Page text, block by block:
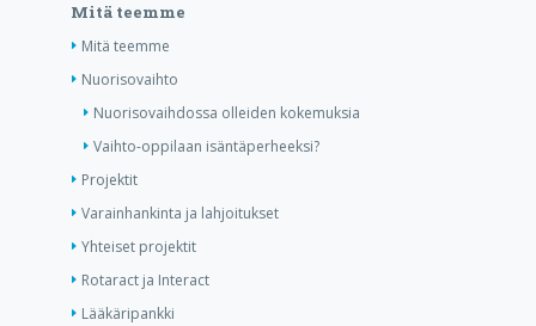
Mitä teemme
Mitä teemme
Nuorisovaihto
Nuorisovaihdossa olleiden kokemuksia
Vaihto-oppilaan isäntäperheeksi?
Projektit
Varainhankinta ja lahjoitukset
Yhteiset projektit
Rotaract ja Interact
Lääkäripankki